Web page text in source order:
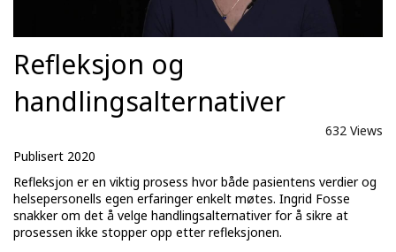
Refleksjon og
handlingsalternativer
632 Views
Publisert 2020
Refleksjon er en viktig prosess hvor både pasientens verdier og
helsepersonells egen erfaringer enkelt møtes. Ingrid Fosse
snakker om det å velge handlingsalternativer for å sikre at
prosessen ikke stopper opp etter refleksjonen.